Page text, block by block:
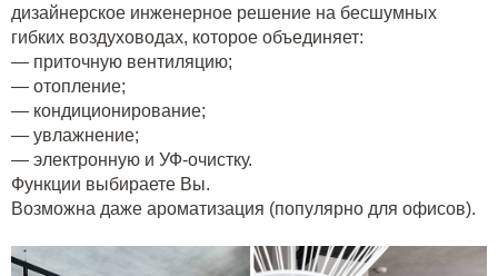
дизайнерское инженерное решение на бесшумных
гибких воздуховодах, которое объединяет:
— приточную вентиляцию;
— отопление;
— кондиционирование;
— увлажнение;
— электронную и УФ-очистку.
Функции выбираете Вы.
Возможна даже ароматизация (популярно для офисов).